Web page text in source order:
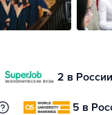
2 в России
5 в